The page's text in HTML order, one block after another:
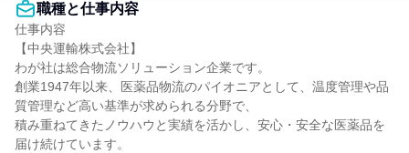
職種と仕事内容
仕事内容
【中央運輸株式会社】
わが社は総合物流ソリューション企業です。
創業1947年以来、医薬品物流のパイオニアとして、温度管理や品
質管理など高い基準が求められる分野で、
積み重ねてきたノウハウと実績を活かし、安心・安全な医薬品を
届け続けています。